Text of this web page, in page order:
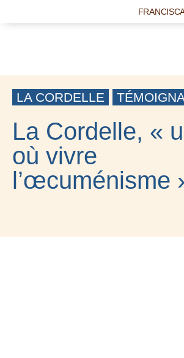
LA CORDELLE
La Cordelle, «
où vivre
l’œcuménisme